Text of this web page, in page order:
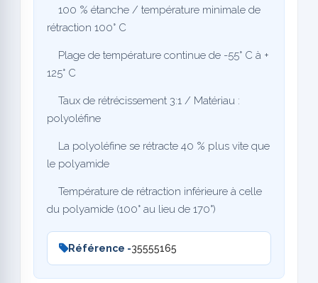
100 % étanche / température minimale de
rétraction 100° C
Plage de température continue de -55° C à +
125° C
Taux de rétrécissement 3:1 / Matériau :
polyoléfine
La polyoléfine se rétracte 40 % plus vite que
le polyamide
Température de rétraction inférieure à celle
du polyamide (100° au lieu de 170°)
Référence -35555165